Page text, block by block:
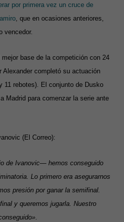
por primera vez un cruce de
, que en ocasiones anteriores,
vencedor.
base de la competición con 24
completó su actuación
11 rebotes).
El conjunto de Dusko
Madrid para comenzar la serie ante
(El Correo):
de Ivanovic— hemos conseguido
Lo primero era asegurarnos
presión por ganar la semifinal
y queremos jugarla Nuestro